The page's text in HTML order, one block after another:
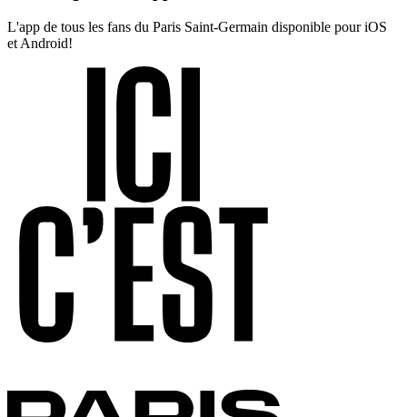
L'app de tous les fans du Paris Saint-Germain disponible pour iOS
et Android!